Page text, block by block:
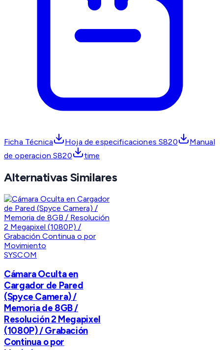
Ficha Técnica Hoja de especificaciones S820
Manual
de operacion S820
time
Alternativas Similares
SYSCOM
Cámara Oculta en
Cargador de Pared
(Spyce Camera) /
Memoria de 8GB /
Resolución 2 Megapixel
(1080P) / Grabación
Continua o por